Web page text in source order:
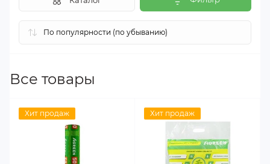
Все товары
Хит продаж Хит продаж